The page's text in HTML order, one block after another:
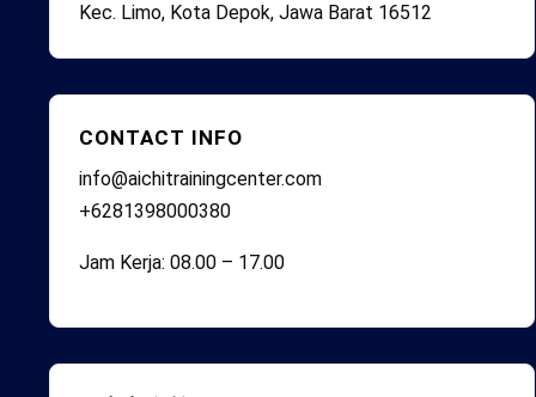
Kec. Limo, Kota Depok, Jawa Barat 16512
CONTACT INFO
info@aichitrainingcenter.com
+6281398000380
Jam Kerja: 08.00 – 17.00